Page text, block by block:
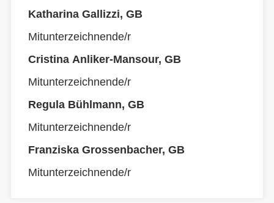
Katharina Gallizzi, GB
Mitunterzeichnende/r
Cristina Anliker-Mansour, GB
Mitunterzeichnende/r
Regula Bühlmann, GB
Mitunterzeichnende/r
Franziska Grossenbacher, GB
Mitunterzeichnende/r